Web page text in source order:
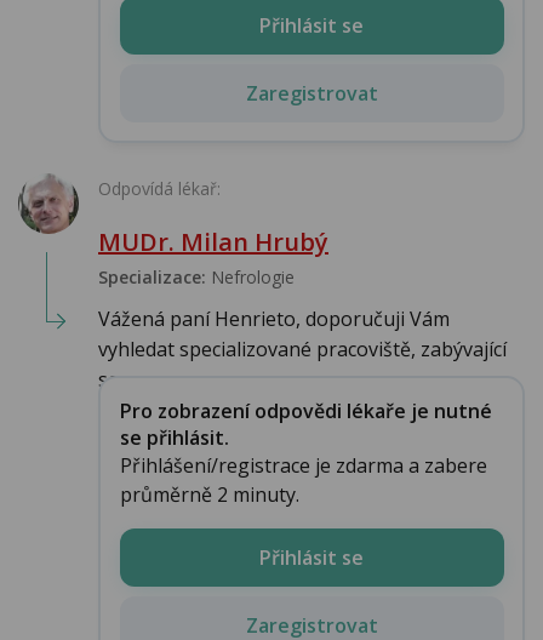
Přihlásit se
Zaregistrovat
Odpovídá lékař:
MUDr. Milan Hrubý
Specializace: Nefrologie
Vážená paní Henrieto, doporučuji Vám
vyhledat specializované pracoviště, zabývající
se m...
Pro zobrazení odpovědi lékaře je nutné
se přihlásit.
Přihlášení/registrace je zdarma a zabere
průměrně 2 minuty.
Přihlásit se
Zaregistrovat